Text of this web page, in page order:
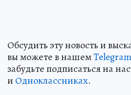
Обсудить эту новость и
вы можете в нашемTelegram
забудьте подписаться на
и Одноклассниках.